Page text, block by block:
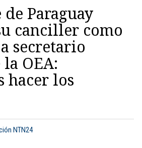
Paraguay
canciller como
secretario
OEA:
hacer los
NTN24